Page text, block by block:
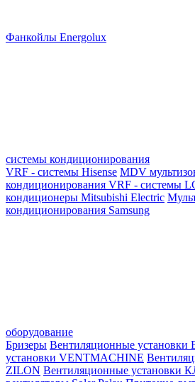
Фанкойлы Energolux
системы кондиционирования
VRF - системы Hisense MDV
кондиционирования VRF - системы
кондиционеры Mitsubishi Electric
кондиционирования Samsung
оборудование
Бризеры Вентиляционные установки
установки VENTMACHINE
ZILON Вентиляционные установки